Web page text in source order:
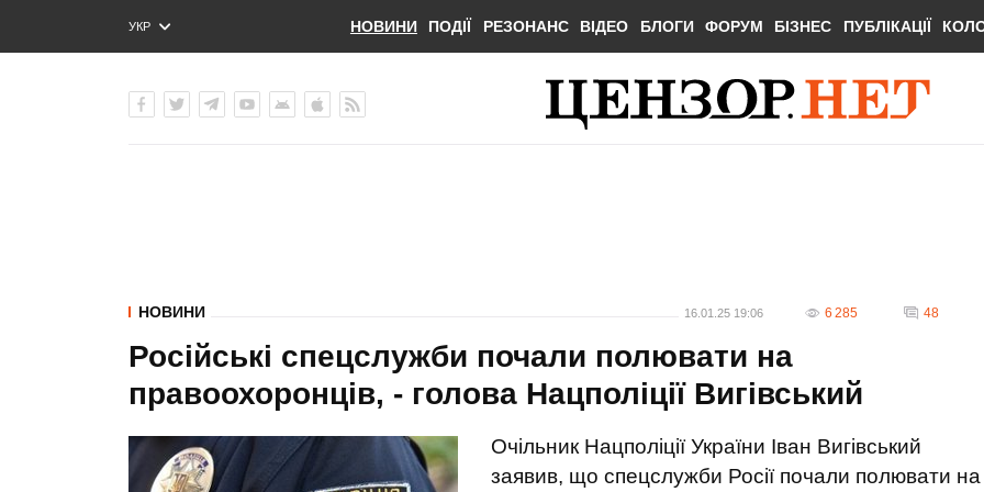
УКР
ENG
НОВИНИ ПОДІЇ РЕЗОНАНС ВІДЕО БЛОГИ ФОРУМ БІЗНЕС ПУБЛІКАЦІЇ
НОВИНИ 16.01.25 19:06 6 285 48
Російські спецслужби почали полювати на
правоохоронців, - голова Нацполіції Вигівський
Очільник Нацполіції України Іван Вигівський
заявив, що спецслужби Росії почали полювати на